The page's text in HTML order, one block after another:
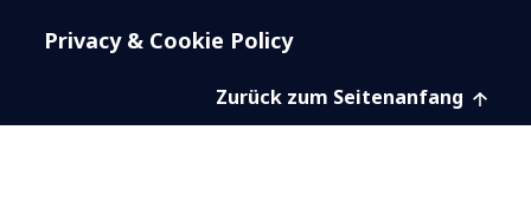
Privacy & Cookie Policy
Zurück zum Seitenanfang